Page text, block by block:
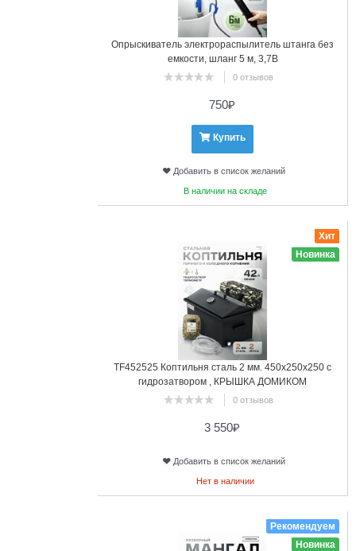
Опрыскиватель электрораспылитель штанга без
емкости, шланг 5 м, 3,7В
0 отзывов
750₽
Купить
Добавить в список желаний
В наличии на складе
TF452525 Коптильня сталь 2 мм. 450х250х250 с
гидрозатвором , КРЫШКА ДОМИКОМ
0 отзывов
Хит
Новинка
3 550₽
Добавить в список желаний
Нет в наличии
Рекомендуем
Новинка